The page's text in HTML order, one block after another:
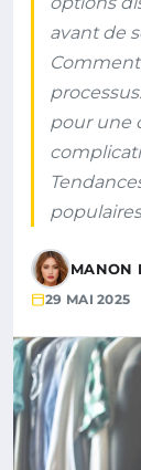
avant de
pour une
MANON
29 MAI 2025